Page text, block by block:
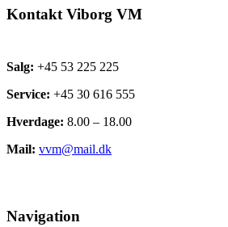
Kontakt Viborg VM
Salg: +45 53 225 225
Service: +45 30 616 555
Hverdage: 8.00 – 18.00
Mail: vvm@mail.dk
Navigation